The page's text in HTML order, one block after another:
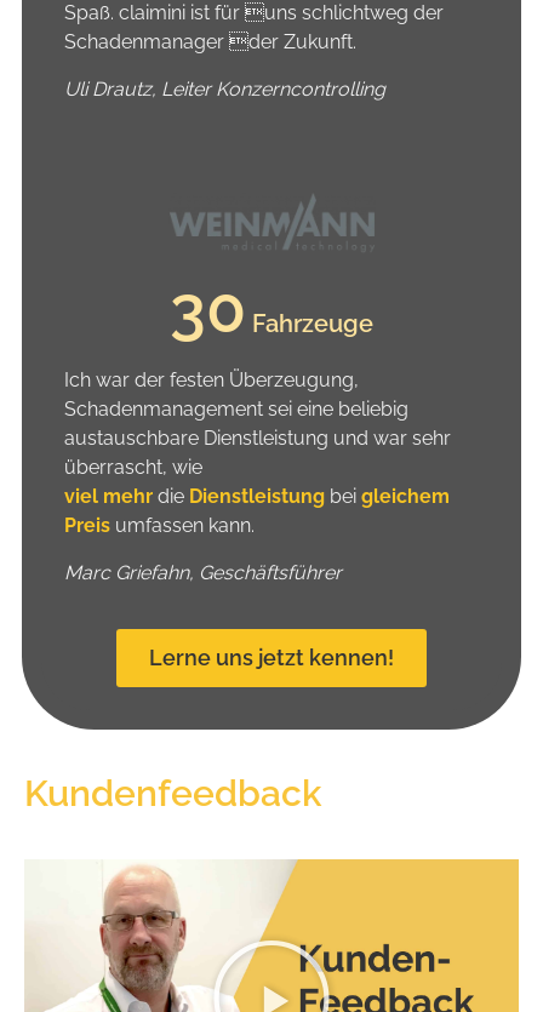
Spaß. claimini ist für uns schlichtweg der
Schadenmanager der Zukunft.
Uli Drautz, Leiter Konzerncontrolling
30 Fahrzeuge
Ich war der festen Überzeugung,
Schadenmanagement sei eine beliebig
austauschbare Dienstleistung und war sehr
überrascht, wie
viel mehr die Dienstleistung bei gleichem
Preis umfassen kann.
Marc Griefahn, Geschäftsführer
Lerne uns jetzt kennen!
Kundenfeedback